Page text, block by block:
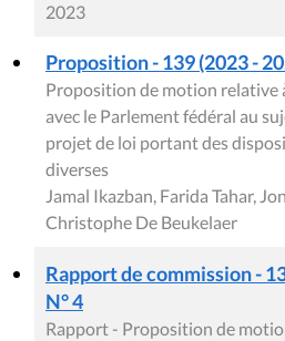
2023
Proposition - 139 (2023 -
Proposition de motion relative
avec le Parlement fédéral au
projet de loi portant des
diverses
Jamal Ikazban, Farida Tahar,
Christophe De Beukelaer
Rapport de commission -
N° 4
Rapport - Proposition de